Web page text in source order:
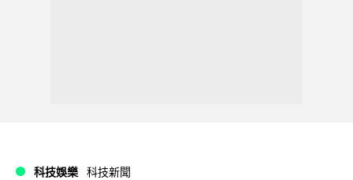
科技娛樂 科技新聞